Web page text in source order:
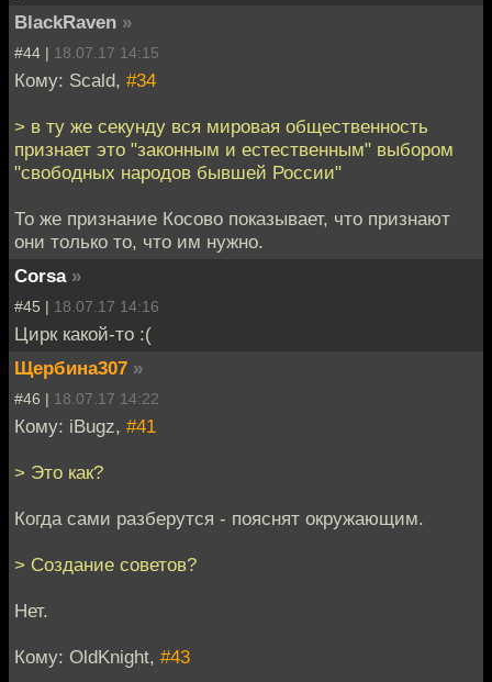
BlackRaven »
#44 | 18.07.17 14:15
Кому: Scald, #34
> в ту же секунду вся мировая общественность
признает это "законным и естественным" выбором
"свободных народов бывшей России"
То же признание Косово показывает, что признают
они только то, что им нужно.
Corsa »
#45 | 18.07.17 14:16
Цирк какой-то :(
Щербина307 »
#46 | 18.07.17 14:22
Кому: iBugz, #41
> Это как?
Когда сами разберутся - пояснят окружающим.
> Создание советов?
Нет.
Кому: OldKnight, #43